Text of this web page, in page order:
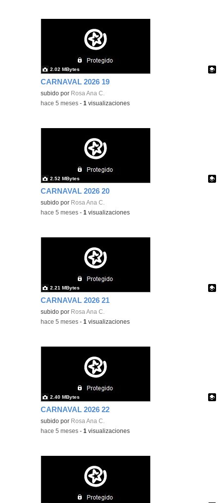
CARNAVAL 2026 19
Contenido educativo.
subido por Rosa Ana C.
2.02 MBytes
-hace 5 meses -1 visualizaciones
CARNAVAL 2026 20
Contenido educativo.
subido por Rosa Ana C.
2.52 MBytes
-hace 5 meses -1 visualizaciones
CARNAVAL 2026 21
Contenido educativo.
subido por Rosa Ana C.
2.21 MBytes
-hace 5 meses -1 visualizaciones
CARNAVAL 2026 22
Contenido educativo.
subido por Rosa Ana C.
2.40 MBytes
-hace 5 meses -1 visualizaciones